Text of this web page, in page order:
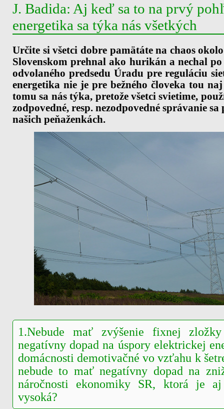
J. Badida: Aj keď sa to na prvý
energetika sa týka nás všetkých
Určite si všetci dobre pamätáte na chaos
Slovenskom prehnal ako hurikán a nechal
odvolaného predsedu Úradu pre reguláciu
energetika nie je pre bežného človeka tou
tomu sa nás týka, pretože všetci svietime,
zodpovedné, resp. nezodpovedné správanie
našich peňaženkách.
1.Nebude mať zvýšenie fixnej
negatívny dopad na úspory elektrickej
domácnosti demotivačné vo vzťahu k
nebude to mať negatívny dopad na
náročnosti ekonomiky SR, ktorá je
vysoká?